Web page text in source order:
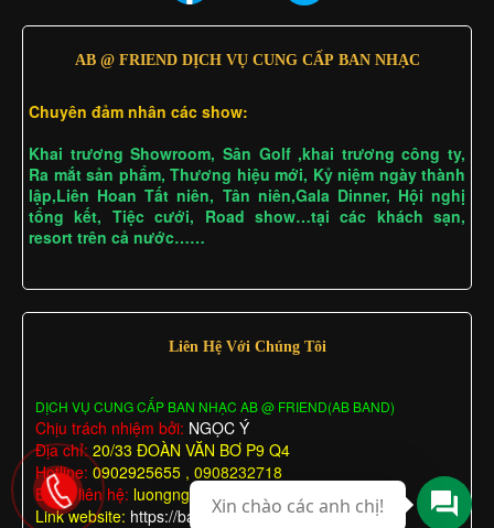
AB @ FRIEND DỊCH VỤ CUNG CẤP BAN NHẠC
Chuyên đảm nhân các show:
Khai trương Showroom, Sân Golf ,khai trương công ty,
Ra mắt sản phẩm, Thương hiệu mới, Kỷ niệm ngày thành
lập,Liên Hoan Tất niên, Tân niên,Gala Dinner, Hội nghị
tổng kết, Tiệc cưới, Road show…tại các khách sạn,
resort trên cả nước……
Liên Hệ Với Chúng Tôi
DỊCH VỤ CUNG CẤP BAN NHẠC AB @ FRIEND(AB BAND)
Chịu trách nhiệm bởi: NGỌC Ý
Địa chỉ: 20/33 ĐOÀN VĂN BƠ P9 Q4
Hotline: 0902925655 , 0908232718
Email liên hệ: luongngocy@gmail.com
Link website: https://bannhactieccuoi.com
Xin chào các anh chị!